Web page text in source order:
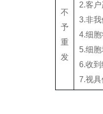
不
予
重
发
2.客
3.非
4.细
5.细
6.收
7.视